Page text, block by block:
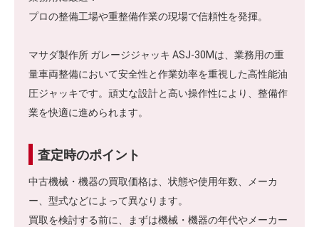
プロの整備工場や重整備作業の現場で信頼性を発揮。
マサダ製作所 ガレージジャッキ ASJ-30Mは、業務用の重
量車両整備において安全性と作業効率を重視した高性能油
圧ジャッキです。頑丈な設計と高い操作性により、整備作
業を快適に進められます。
査定時のポイント
中古機械・機器の買取価格は、状態や使用年数、メーカ
ー、型式などによって異なります。
買取を検討する前に、まずは機械・機器の年代やメーカー